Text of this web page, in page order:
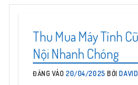
Thu Mua Máy Tính
Nội Nhanh Chóng
ĐĂNG VÀO20/04/2025 BỞI